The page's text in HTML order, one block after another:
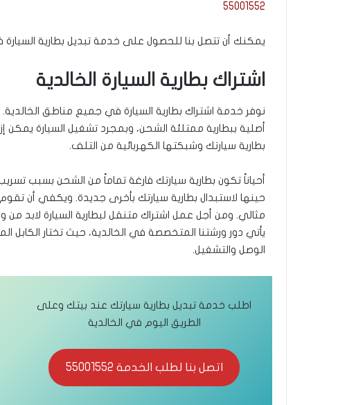
55001552
يمكنك أن تتصل بنا للحصول على خدمة تبديل بطارية السيارة
اشتراك بطارية السيارة الخالدية
نوفر خدمة اشتراك بطارية السيارة في جميع مناطق الخالدية.
أصلية ببطارية ممتلئة الشحن، وبمجرد تشغيل السيارة يمكن
بطارية سيارتك وشبكتها الكهربائية من التلف.
أحياناً تكون بطارية سيارتك فارغة تماماً من الشحن بسبب
حينها لاستبدال بطارية سيارتك بأخرى جديدة. ويكفي أن
مثالي. ومن أجل عمل اشتراك متنقل لبطارية السيارة لابد
يأتي دور ورشتنا المتخصصة في الخالدية، حيث تختار الكابل
الوصل والتشغيل.
اطلب خدمة تبديل بطارية سيارتك عند بيتك وعلى
الطريق اليوم في الخالدية
اتصل بنا لطلب الخدمة 55001552